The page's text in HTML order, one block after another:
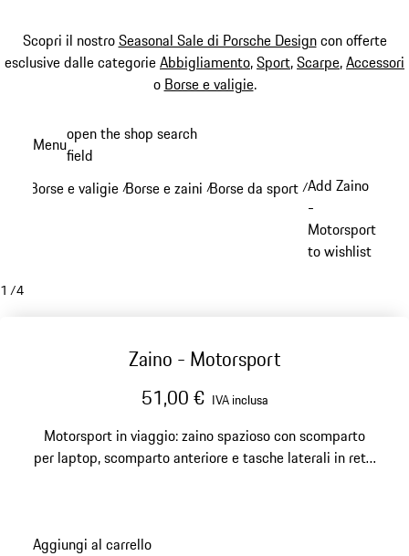
Scopri il nostroSeasonal Sale di Porsche Designcon offerte
esclusive dalle categorieAbbigliamento,Sport,Scarpe,Accessori
o Borse e valigie.
principale
Menuopen the shop search
field
Borse e valigie /Borse e zaini /Borse da sport /Add Zaino
-
Motorsport
to wishlist
1 /4
Zaino - Motorsport
51,00 € IVA inclusa
Motorsport in viaggio: zaino spazioso con scomparto
per laptop, scomparto anteriore e tasche laterali in rete.
Aggiungi al carrello